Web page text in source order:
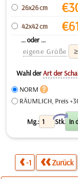
26x26 cm €
42x42 cm €
... oder ...
eigene Größe
Wahl derArt der
NORM
RÄUMLICH, Preis
Mg.: Stk.
X
-1 Zurück